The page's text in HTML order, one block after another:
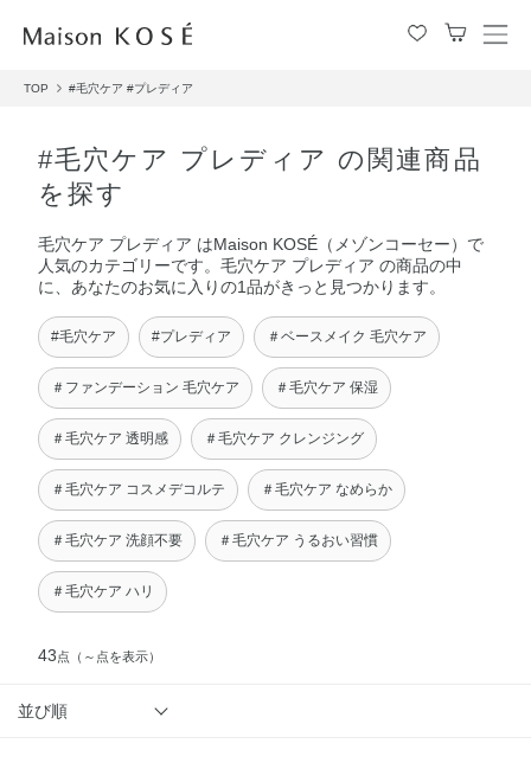
メ
TOP #毛穴ケア #プレディア
#毛穴ケア プレディア の関連商品
を探す
毛穴ケア プレディア はMaison KOSÉ（メゾンコーセー）で
人気のカテゴリーです。毛穴ケア プレディア の商品の中
に、あなたのお気に入りの1品がきっと見つかります。
#毛穴ケア #プレディア ＃ベースメイク 毛穴ケア
＃ファンデーション 毛穴ケア ＃毛穴ケア 保湿
＃毛穴ケア 透明感 ＃毛穴ケア クレンジング
＃毛穴ケア コスメデコルテ ＃毛穴ケア なめらか
＃毛穴ケア 洗顔不要 ＃毛穴ケア うるおい習慣
＃毛穴ケア ハリ
43点 （～点を表示）
並び順